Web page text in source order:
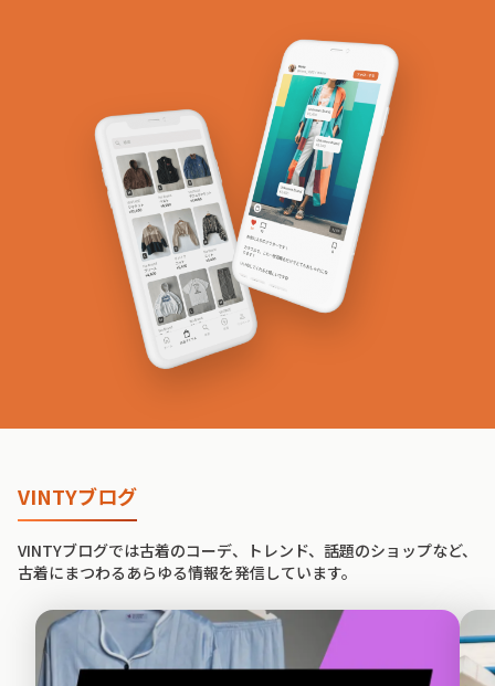
VINTYブログ
VINTYブログでは古着のコーデ、トレンド、話題のショップなど、
古着にまつわるあらゆる情報を発信しています。